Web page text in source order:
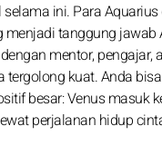
ini. Para Aquarius
tanggung jawab
mentor, pengajar,
kuat. Anda bisa
besar: Venus masuk
perjalanan hidup